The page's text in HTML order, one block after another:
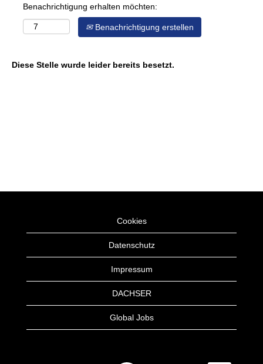
Benachrichtigung erhalten möchten:
Benachrichtigung erstellen
Diese Stelle wurde leider bereits besetzt.
Cookies
Datenschutz
Impressum
DACHSER
Global Jobs